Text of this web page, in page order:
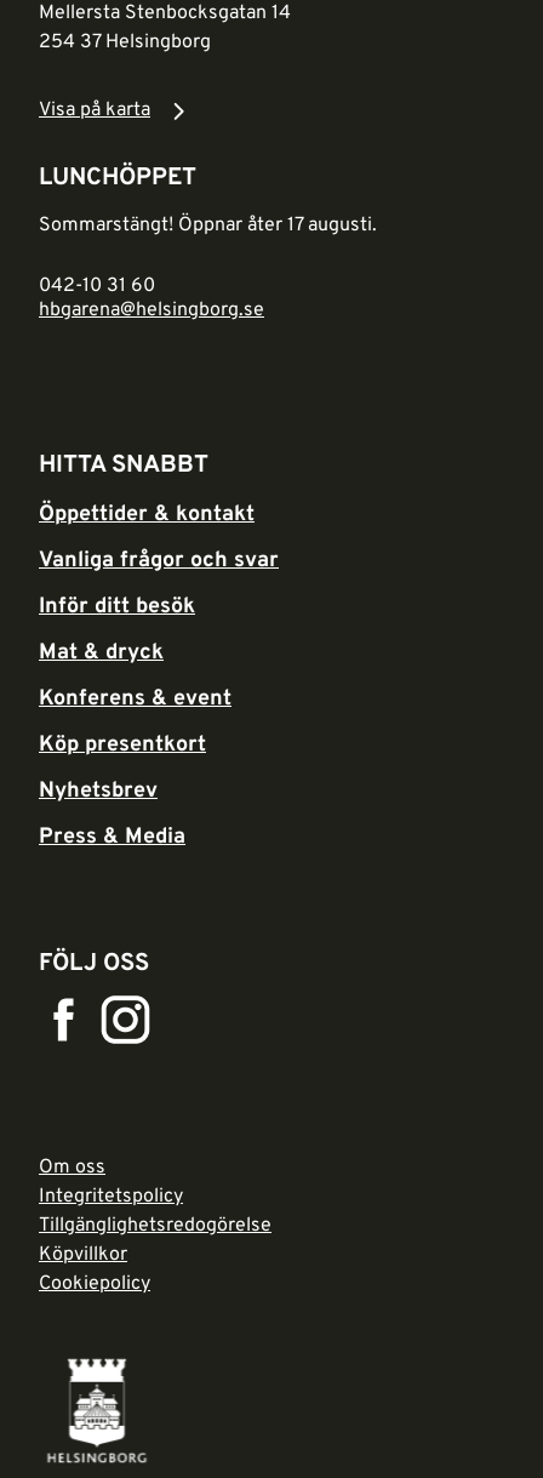
Mellersta Stenbocksgatan 14
254 37 Helsingborg
Visa på karta
LUNCHÖPPET
Sommarstängt! Öppnar åter 17 augusti.
042-10 31 60
hbgarena@helsingborg.se
HITTA SNABBT
Öppettider & kontakt
Vanliga frågor och svar
Inför ditt besök
Mat & dryck
Konferens & event
Köp presentkort
Nyhetsbrev
Press & Media
FÖLJ OSS
Om oss
Integritetspolicy
Tillgänglighetsredogörelse
Köpvillkor
Cookiepolicy